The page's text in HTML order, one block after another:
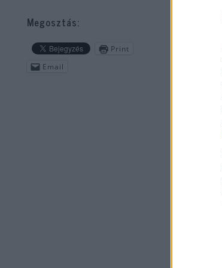
Megosztás:
Print
Email